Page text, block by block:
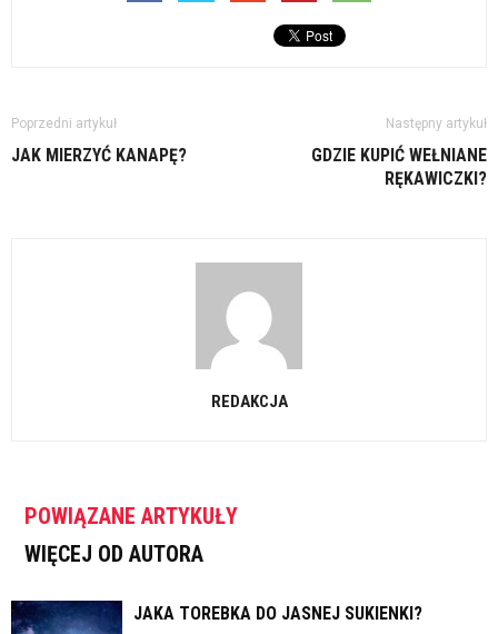
Poprzedni artykuł
JAK MIERZYĆ KANAPĘ?
Następny artykuł
GDZIE KUPIĆ WEŁNIANE
RĘKAWICZKI?
REDAKCJA
POWIĄZANE ARTYKUŁY
WIĘCEJ OD AUTORA
JAKA TOREBKA DO JASNEJ SUKIENKI?